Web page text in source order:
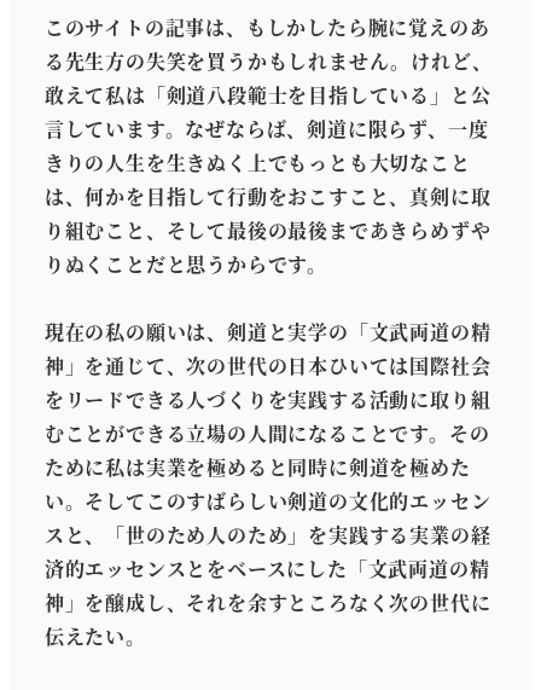
このサイトの記事は、もしかしたら腕に覚えのあ
る先生方の失笑を買うかもしれません。けれど、
敢えて私は「剣道八段範士を目指している」と公
言しています。なぜならば、剣道に限らず、一度
きりの人生を生きぬく上でもっとも大切なこと
は、何かを目指して行動をおこすこと、真剣に取
り組むこと、そして最後の最後まであきらめずや
りぬくことだと思うからです。
現在の私の願いは、剣道と実学の「文武両道の精
神」を通じて、次の世代の日本ひいては国際社会
をリードできる人づくりを実践する活動に取り組
むことができる立場の人間になることです。その
ために私は実業を極めると同時に剣道を極めた
い。そしてこのすばらしい剣道の文化的エッセン
スと、「世のため人のため」を実践する実業の経
済的エッセンスとをベースにした「文武両道の精
神」を醸成し、それを余すところなく次の世代に
伝えたい。